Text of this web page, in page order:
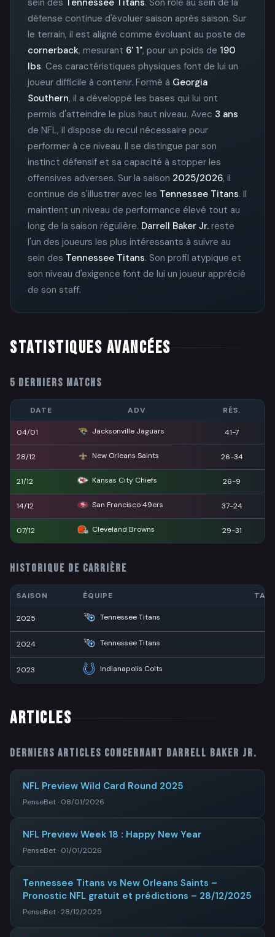
défense continue d'évoluer saison après saison. Sur
le terrain, il est aligné comme évoluant au poste de
cornerback, mesurant 6' 1", pour un poids de 190
lbs. Ces caractéristiques physiques font de lui un
joueur difficile à contenir. Formé à Georgia
Southern, il a développé les bases qui lui ont
permis d'atteindre le plus haut niveau. Avec 3 ans
de NFL, il dispose du recul nécessaire pour
performer à ce niveau. Il se distingue par son
instinct défensif et sa capacité à stopper les
offensives adverses. Sur la saison 2025/2026, il
continue de s'illustrer avec les Tennessee Titans. Il
maintient un niveau de performance élevé tout au
long de la saison régulière. Darrell Baker Jr. reste
l'un des joueurs les plus intéressants à suivre au
sein des Tennessee Titans. Son profil atypique et
son niveau d'exigence font de lui un joueur apprécié
de son staff.
STATISTIQUES AVANCÉES
5 DERNIERS MATCHS
DATE ADV RÉS.
04/01 Jacksonville Jaguars 41-7
28/12 New Orleans Saints 26-34
21/12 Kansas City Chiefs 26-9
14/12 San Francisco 49ers 37-24
07/12 Cleveland Browns 29-31
HISTORIQUE DE CARRIÈRE
SAISON ÉQUIPE
2025 Tennessee Titans
2024 Tennessee Titans
2023 Indianapolis Colts
ARTICLES
Derniers articles concernant Darrell Baker Jr.
NFL Preview Wild Card Round 2025
PenseBet · 08/01/2026
NFL Preview Week 18 : Happy New Year
PenseBet · 01/01/2026
Tennessee Titans vs New Orleans Saints –
Pronostic NFL gratuit et prédictions – 28/12/2025
PenseBet · 28/12/2025